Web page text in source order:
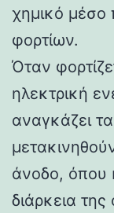
χημικό μέσο
φορτίων.
Όταν
ηλεκτρική
αναγκάζει
άνοδο, όπου
διάρκεια